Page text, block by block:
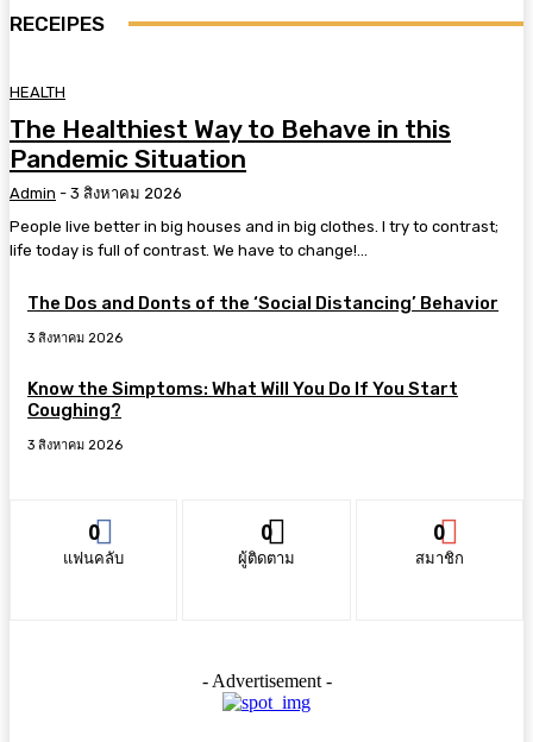
RECEIPES
HEALTH
The Healthiest Way to Behave in this
Pandemic Situation
Admin - 3 สิงหาคม 2026
People live better in big houses and in big clothes. I try to contrast;
life today is full of contrast. We have to change!...
The Dos and Donts of the ‘Social Distancing’ Behavior
3 สิงหาคม 2026
Know the Simptoms: What Will You Do If You Start
Coughing?
3 สิงหาคม 2026
0
แฟนคลับ
0
ผู้ติดตาม
0
สมาชิก
- Advertisement -